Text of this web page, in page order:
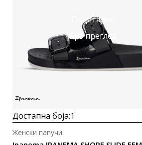
Подетално
Брз преглед
Достапна боја:1
Женски папучи